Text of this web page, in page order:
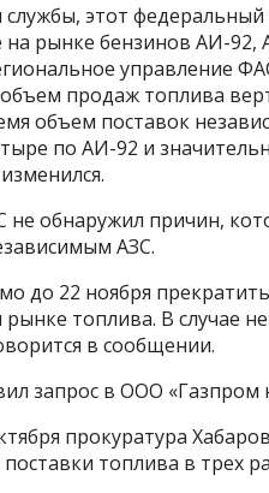
этот
рынке бензинов АИ-92,
управление
продаж топлива
объем поставок
по АИ-92 и
не обнаружил причин,
АЗС.
до 22 ноября
топлива. В случае
в сообщении.
запрос в ООО
прокуратура
топлива в трех